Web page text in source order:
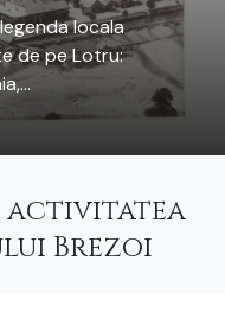
locala
de pe Lotru:
activitatea
Brezoi